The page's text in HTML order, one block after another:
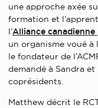
une approche axée
formation et
l’Alliance
un organisme voué à
le fondateur de
demandé à Sandra et
coprésidents.
Matthew décrit le